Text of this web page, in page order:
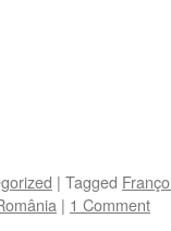
| Tagged
| 1 Comment